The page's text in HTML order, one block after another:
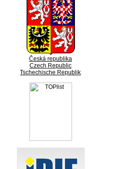
Česká republika
Czech Republic
Tschechische Republik